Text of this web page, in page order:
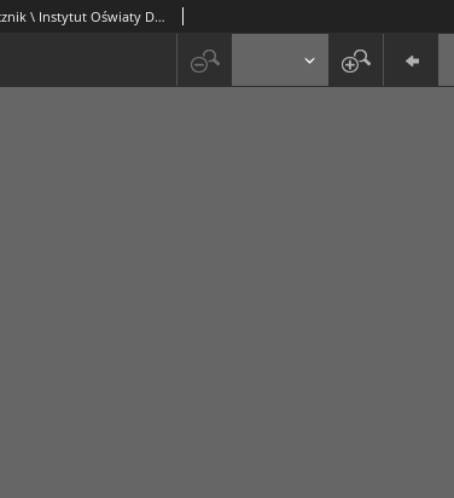
Praca Oświatowa : miesięcznik \ Instytut Oświaty Dorosłych [et al.].R. 4, Nr 5 (maj 1938)